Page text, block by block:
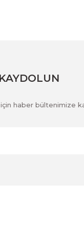
haber bültenimize